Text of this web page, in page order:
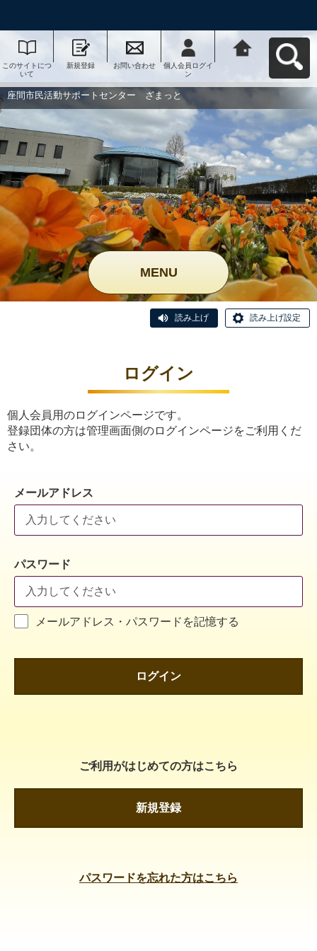
このサイトにつ
いて
新規登録 お問い合わせ
個人会員ログイ
ン
ー ざまっとへ
座間市民活動サポートセンター ざまっと
MENU
読み上げ 読み上げ設定
ログイン
個人会員用のログインページです。
登録団体の方は管理画面側のログインページをご利用くだ
さい。
メールアドレス
パスワード
メールアドレス・パスワードを記憶する
ログイン
ご利用がはじめての方はこちら
新規登録
パスワードを忘れた方はこちら